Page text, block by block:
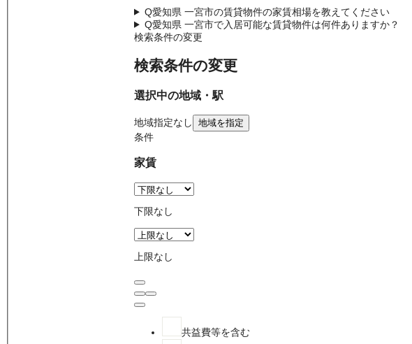
Q愛知県 一宮市の賃貸物件の家賃相場を教えてください
Q愛知県 一宮市で入居可能な賃貸物件は何件ありますか？
検索条件の変更
検索条件の変更
選択中の地域・駅
地域指定なし 地域を指定
条件
家賃
下限なし
上限なし
共益費等を含む